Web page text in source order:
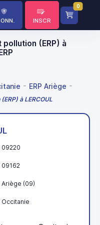
INSCR
0
(ERP) à
ERP Ariège
à LERCOUL
09220
09162
Ariège (09)
Occitanie